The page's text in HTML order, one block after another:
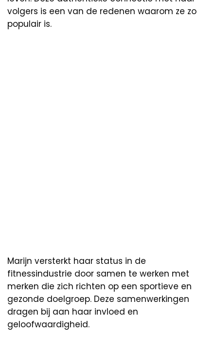
volgers is een van de redenen waarom ze zo
populair is.
Marijn versterkt haar status in de
fitnessindustrie door samen te werken met
merken die zich richten op een sportieve en
gezonde doelgroep. Deze samenwerkingen
dragen bij aan haar invloed en
geloofwaardigheid.